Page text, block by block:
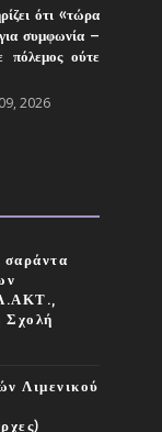
ότι «τώρα
συμφωνία –
ούτε
2026
Σχολή
Λιμενικού